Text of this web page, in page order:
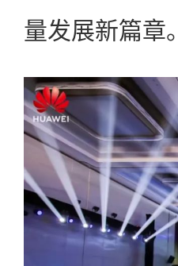
量发展新篇章。